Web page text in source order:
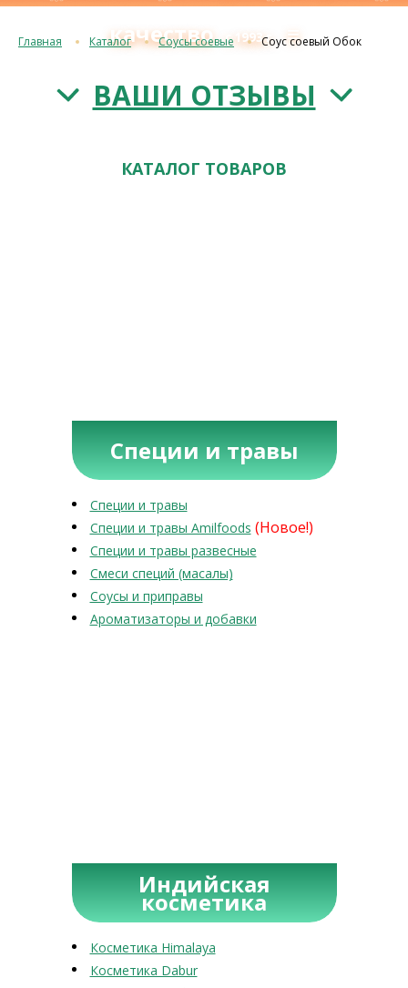
качество с 1993 г.≡
Главная Каталог Соусы соевые Соус соевый Обок
ВАШИ ОТЗЫВЫ
КАТАЛОГ ТОВАРОВ
Специи и травы
Специи и травы
Специи и травы Amilfoods (Новое!)
Специи и травы развесные
Смеси специй (масалы)
Соусы и приправы
Ароматизаторы и добавки
Индийская
косметика
Косметика Himalaya
Косметика Dabur